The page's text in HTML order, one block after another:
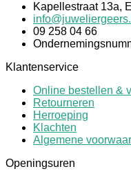
Kapellestraat 13a,
09 258 04 66
Klantenservice
Online bestellen &
Retourneren
Herroeping
Klachten
Algemene
Openingsuren